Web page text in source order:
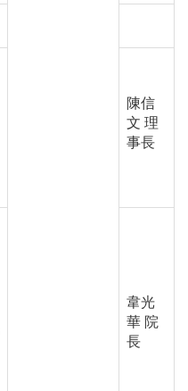
陳信
文 理
事長
韋光
華 院
長